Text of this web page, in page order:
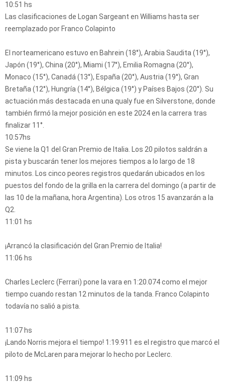
10:51 hs
Las clasificaciones de Logan Sargeant en Williams hasta ser
reemplazado por Franco Colapinto
El norteamericano estuvo en Bahrein (18°), Arabia Saudita (19°),
Japón (19°), China (20°), Miami (17°), Emilia Romagna (20°),
Monaco (15°), Canadá (13°), España (20°), Austria (19°), Gran
Bretaña (12°), Hungría (14°), Bélgica (19°) y Países Bajos (20°). Su
actuación más destacada en una qualy fue en Silverstone, donde
también firmó la mejor posición en este 2024 en la carrera tras
finalizar 11°.
10:57hs
Se viene la Q1 del Gran Premio de Italia. Los 20 pilotos saldrán a
pista y buscarán tener los mejores tiempos a lo largo de 18
minutos. Los cinco peores registros quedarán ubicados en los
puestos del fondo de la grilla en la carrera del domingo (a partir de
las 10 de la mañana, hora Argentina). Los otros 15 avanzarán a la
Q2.
11:01 hs
¡Arrancó la clasificación del Gran Premio de Italia!
11:06 hs
Charles Leclerc (Ferrari) pone la vara en 1:20.074 como el mejor
tiempo cuando restan 12 minutos de la tanda. Franco Colapinto
todavía no salió a pista.
11:07 hs
¡Lando Norris mejora el tiempo! 1:19.911 es el registro que marcó el
piloto de McLaren para mejorar lo hecho por Leclerc.
11:09 hs